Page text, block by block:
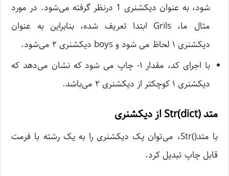
شود، به عنوان دیکشنری 1 درنظر گرفته می‌شود. در مورد
مثال ما، Grils ابتدا تعریف شده، بنابراین به عنوان
دیکشنری ۱ لحاظ می شود و boys دیکشنری ۲ می‌شود.
با اجرای کد، مقدار ۱- چاپ می شود که نشان می‌دهد که
دیکشنری ۱ کوچکتر از دیکشنری ۲ می‌باشد.
متد Str(dict) از دیکشنری
با متد()Str، می‌توان یک دیکشنری را به یک رشته با فرمت
قابل چاپ تبدیل کرد.